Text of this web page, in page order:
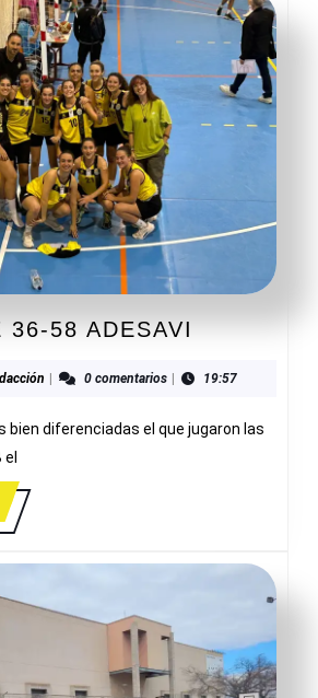
36-58 ADESAVI
36-
ADESAVI
Redacción0 comentarios 19:57
bien diferenciadas el que jugaron las